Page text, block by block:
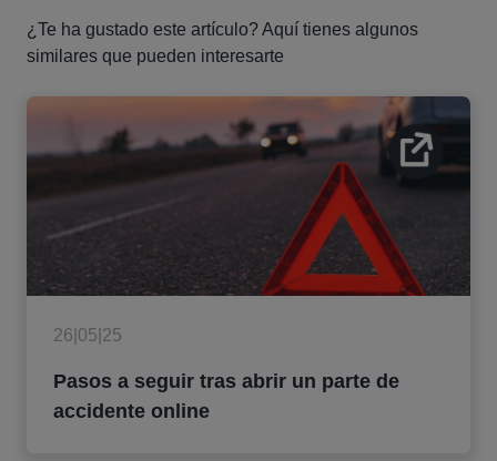
¿Te ha gustado este artículo? Aquí tienes algunos
similares que pueden interesarte
26|05|25
Pasos a seguir tras abrir un parte de
accidente online